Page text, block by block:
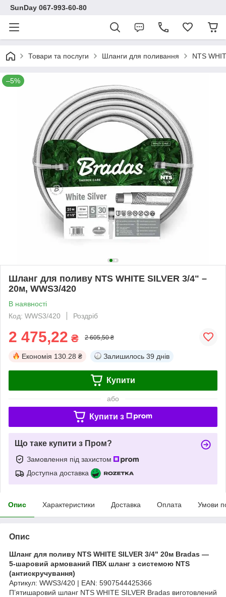
SunDay 067-993-60-80
Товари та послуги Шланги для поливання NTS
–5%
Шланг для поливу NTS WHITE SILVER 3/4" –
20м, WWS3/420
В наявності
Код: WWS3/420
Роздріб
2 475,22 ₴ 2 605,50 ₴
Економія 130.28 ₴ Залишилось 39 днів
Купити
або
Купити з
Що таке купити з Пром?
Замовлення під захистом
Доступна доставка
Опис Характеристики Доставка Оплата Умови
Опис
Шланг для поливу NTS WHITE SILVER 3/4" 20м Bradas —
5-шаровий армований ПВХ шланг з системою NTS
(антискручування)
Артикул: WWS3/420 | EAN: 5907544425366
П’ятишаровий шланг NTS WHITE SILVER Bradas виготовлений